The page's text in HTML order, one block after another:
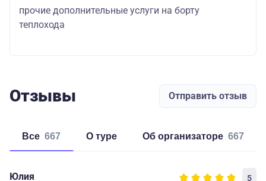
прочие дополнительные услуги на борту
теплохода
Отзывы Отправить отзыв
Все 667 о туре об организаторе 667
Юлия 5